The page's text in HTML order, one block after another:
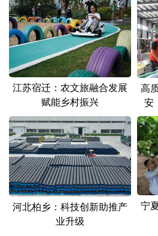
English Español
Русский язык
Deutsch Português
江苏宿迁：农文旅融合发展
赋能乡村振兴
高
安
河北柏乡：科技创新助推产
业升级
宁